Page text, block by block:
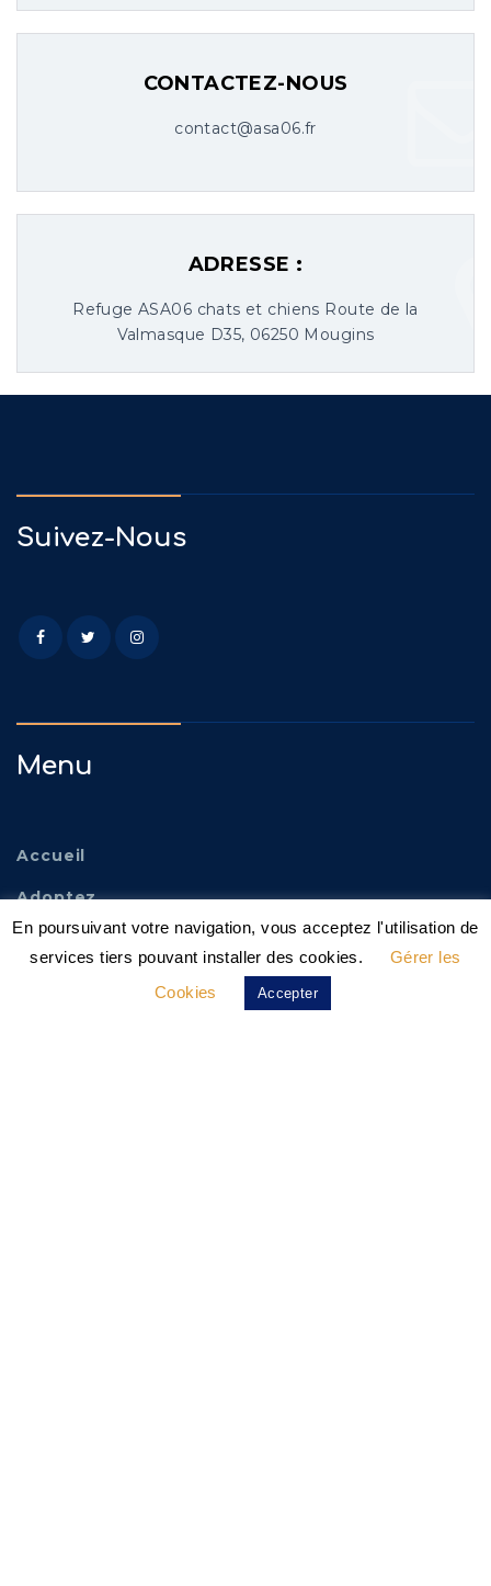
CONTACTEZ-NOUS
contact@asa06.fr
ADRESSE :
Refuge ASA06 chats et chiens Route de la
Valmasque D35, 06250 Mougins
Suivez-Nous
Menu
Accueil
Adoptez
Familles D’accueil
En poursuivant votre navigation, vous acceptez l'utilisation de
services tiers pouvant installer des cookies.
Gérer les
Cookies
Accepter